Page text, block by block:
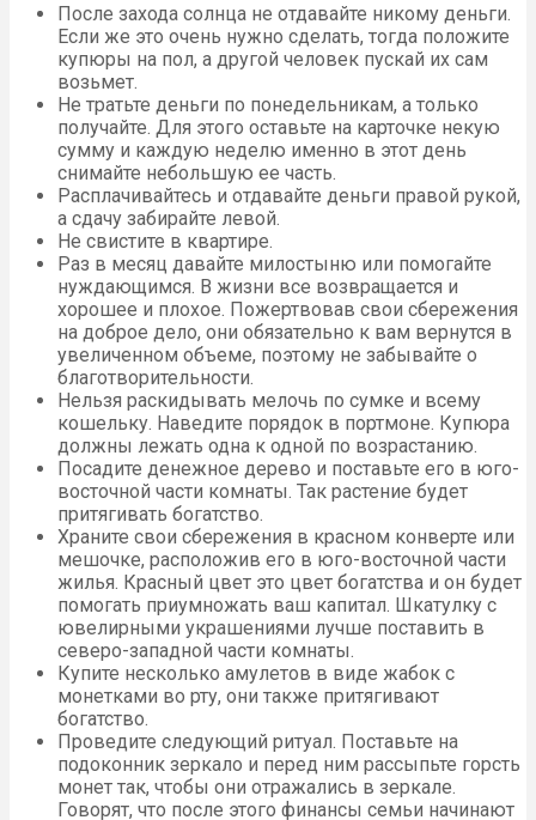
После захода солнца не отдавайте никому деньги.
Если же это очень нужно сделать, тогда положите
купюры на пол, а другой человек пускай их сам
возьмет.
Не тратьте деньги по понедельникам, а только
получайте. Для этого оставьте на карточке некую
сумму и каждую неделю именно в этот день
снимайте небольшую ее часть.
Расплачивайтесь и отдавайте деньги правой рукой,
а сдачу забирайте левой.
Не свистите в квартире.
Раз в месяц давайте милостыню или помогайте
нуждающимся. В жизни все возвращается и
хорошее и плохое. Пожертвовав свои сбережения
на доброе дело, они обязательно к вам вернутся в
увеличенном объеме, поэтому не забывайте о
благотворительности.
Нельзя раскидывать мелочь по сумке и всему
кошельку. Наведите порядок в портмоне. Купюра
должны лежать одна к одной по возрастанию.
Посадите денежное дерево и поставьте его в юго-
восточной части комнаты. Так растение будет
притягивать богатство.
Храните свои сбережения в красном конверте или
мешочке, расположив его в юго-восточной части
жилья. Красный цвет это цвет богатства и он будет
помогать приумножать ваш капитал. Шкатулку с
ювелирными украшениями лучше поставить в
северо-западной части комнаты.
Купите несколько амулетов в виде жабок с
монетками во рту, они также притягивают
богатство.
Проведите следующий ритуал. Поставьте на
подоконник зеркало и перед ним рассыпьте горсть
монет так, чтобы они отражались в зеркале.
Говорят, что после этого финансы семьи начинают